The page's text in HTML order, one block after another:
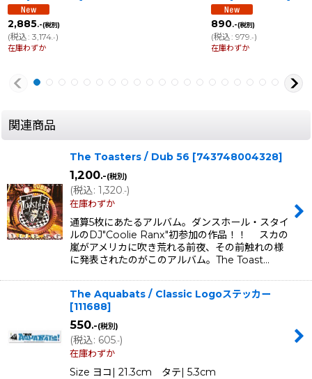
2,885.-(税別)
(税込: 3,174.-)
在庫わずか
890.-(税別)
(税込: 979 .-)
在庫わずか
関連商品
The Toasters / Dub 56 [743748004328]
1,200.-(税別)
(税込: 1,320.-)
在庫わずか
通算5枚にあたるアルバム。ダンスホール・スタイ
ルのDJ"Coolie Ranx"初参加の作品！！ スカの
嵐がアメリカに吹き荒れる前夜、その前触れの様
に発表されたのがこのアルバム。The Toast…
The Aquabats / Classic Logoステッカー
[111688]
550.-(税別)
(税込: 605.-)
在庫わずか
Size ヨコ| 21.3cm タテ| 5.3cm